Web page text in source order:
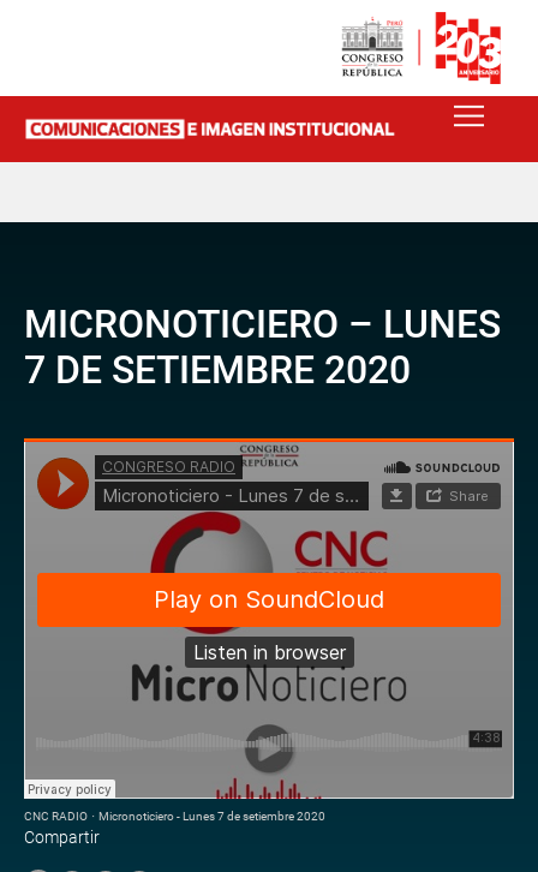
MICRONOTICIERO – LUNES
7 DE SETIEMBRE 2020
CNC RADIO · Micronoticiero - Lunes 7 de setiembre 2020
Compartir